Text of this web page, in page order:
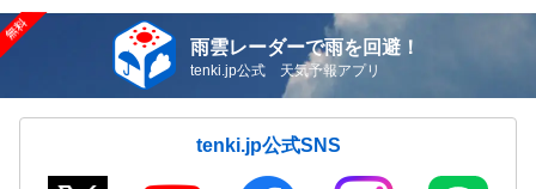
雨雲レーダーで雨を回避！
tenki.jp公式 天気予報アプリ
tenki.jp公式SNS